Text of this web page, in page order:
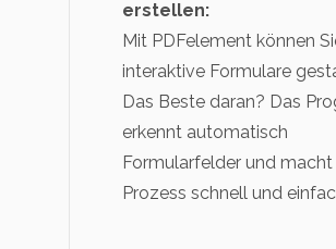
erstellen:
Mit PDFelement können
interaktive Formulare
Das Beste daran? Das
erkennt automatisch
Formularfelder und macht
Prozess schnell und